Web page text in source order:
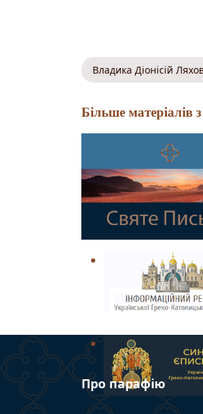
Владика Діонісій
Більше матеріалів
Про парафію